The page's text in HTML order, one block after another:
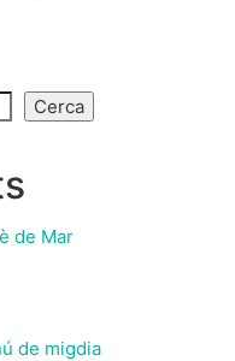
Cerca
de Mar
de migdia